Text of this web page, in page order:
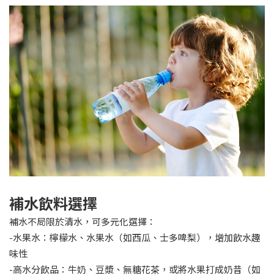
補水飲料選擇
補水不局限於清水，可多元化選擇：
-水果水：檸檬水、水果水（如西瓜、士多啤梨），增加飲水趣
味性
-高水分飲品：牛奶、豆漿、無糖花茶，或將水果打成奶昔（如